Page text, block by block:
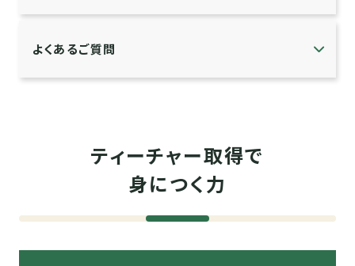
よくあるご質問
ティーチャー取得で
身につく力